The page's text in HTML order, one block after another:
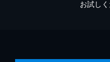
お試しく